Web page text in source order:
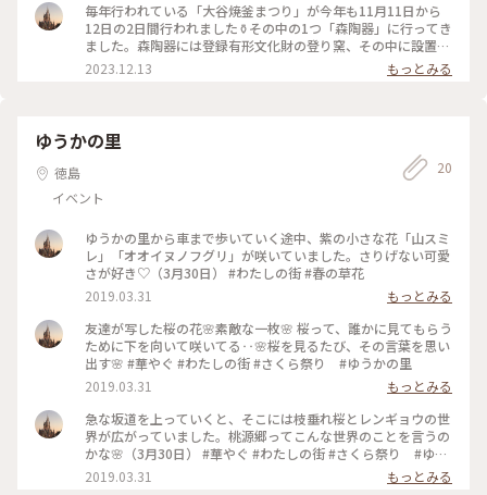
毎年行われている「大谷焼釜まつり」が今年も11月11日から
12日の2日間行われました⚱️その中の1つ「森陶器」に行ってき
ました。森陶器には登録有形文化財の登り窯、その中に設置し
ている水琴窟で人気のお店です。知らなかったのですが、6月
の豪雨と台風の被害で1部が壊れて修復工事をされていたそう
してお買い得品もあり、500円ガチャもあり、幅広い年代の方
で賑わっていました。ガチャの中身は箸置き、娘が引いたのは
素晴らしい鯛と渦潮の箸置きでお店の方が曰くお値段以上の品
だとのこと。素人の私達でも、素晴らしいと思った品でした。
私が引いたのは可愛らしい家と木🏠🌳これは今風で素敵でした
でした。焼かれた壺が置かれる小道も風流で水琴窟のある場所
では仲良しの方達が写真を撮ったり楽しんでました🍁 #大谷焼
釜まつり #大谷焼 #500円ガチャ #大谷焼ガチャ #森陶
器 #わたしの街 #私のことりっぷ旅 #陶器 #ベストトリ
ップ2023
2023.12.13 もっとみる
ゆうかの里
徳島
イベント
20
ゆうかの里から車まで歩いていく途中、紫の小さな花「山スミ
レ」「オオイヌノフグリ」が咲いていました。さりげない可愛
さが好き♡（3月30日） #わたしの街 #春の草花
2019.03.31
もっとみる
友達が写した桜の花🌸素敵な一枚🌸 桜って、誰かに見てもらう
ために下を向いて咲いてる‥🌸桜を見るたび、その言葉を思い
出す🌸 #華やぐ #わたしの街 #さくら祭り #ゆうかの里
2019.03.31
もっとみる
急な坂道を上っていくと、そこには枝垂れ桜とレンギョウの世
界が広がっていました。桃源郷ってこんな世界のことを言うの
かな🌸（3月30日） #華やぐ #わたしの街 #さくら祭り #ゆう
かの里
2019.03.31 もっとみる